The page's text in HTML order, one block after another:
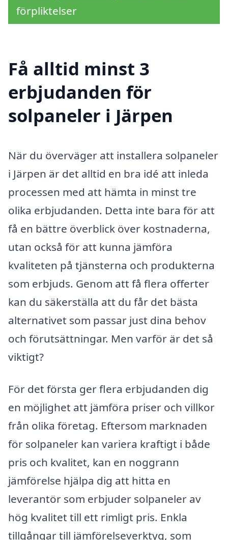
förpliktelser
Få alltid minst 3
erbjudanden för
solpaneler i Järpen
När du överväger att installera solpaneler
i Järpen är det alltid en bra idé att inleda
processen med att hämta in minst tre
olika erbjudanden. Detta inte bara för att
få en bättre överblick över kostnaderna,
utan också för att kunna jämföra
kvaliteten på tjänsterna och produkterna
som erbjuds. Genom att få flera offerter
kan du säkerställa att du får det bästa
alternativet som passar just dina behov
och förutsättningar. Men varför är det så
viktigt?
För det första ger flera erbjudanden dig
en möjlighet att jämföra priser och villkor
från olika företag. Eftersom marknaden
för solpaneler kan variera kraftigt i både
pris och kvalitet, kan en noggrann
jämförelse hjälpa dig att hitta en
leverantör som erbjuder solpaneler av
hög kvalitet till ett rimligt pris. Enkla
tillgångar till jämförelseverktyg, som